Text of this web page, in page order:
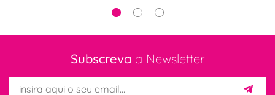
Subscreva a Newsletter